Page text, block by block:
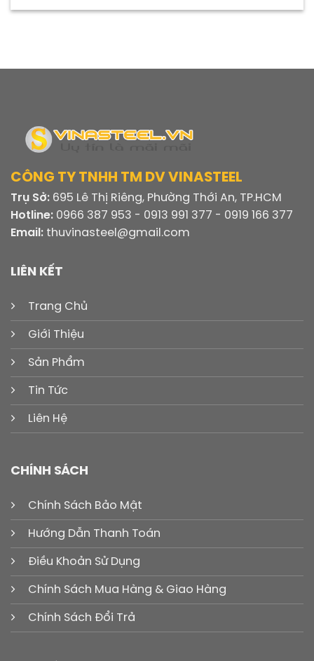
CÔNG TY TNHH TM DV VINASTEEL
Trụ Sở: 695 Lê Thị Riêng, Phường Thới An, TP.HCM
Hotline: 0966 387 953 - 0913 991 377 - 0919 166 377
Email: thuvinasteel@gmail.com
LIÊN KẾT
Trang Chủ
Giới Thiệu
Sản Phẩm
Tin Tức
Liên Hệ
CHÍNH SÁCH
Chính Sách Bảo Mật
Hướng Dẫn Thanh Toán
Điều Khoản Sử Dụng
Chính Sách Mua Hàng & Giao Hàng
Chính Sách Đổi Trả